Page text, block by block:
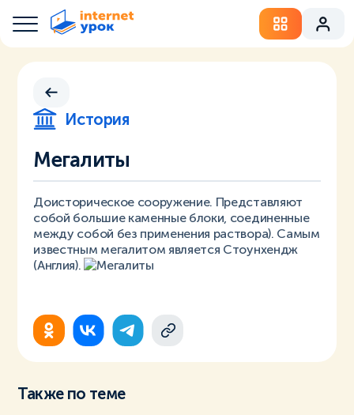
История
Мегалиты
Доисторическое сооружение. Представляют
собой большие каменные блоки, соединенные
между собой без применения раствора). Самым
известным мегалитом является Стоунхендж
(Англия).
Также по теме